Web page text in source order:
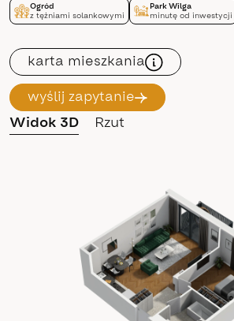
Ogród
z tężniami solankowymi
Park Wilga
minutę od inwestycji
Widok 3D Rzut
karta mieszkania
wyślij zapytanie